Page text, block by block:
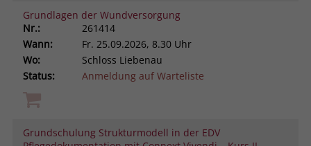
Grundlagen der Wundversorgung
Nr.:
261414
Wann:
Fr. 25.09.2026, 8.30 Uhr
Wo:
Schloss Liebenau
Status:
Anmeldung auf Warteliste
Grundschulung Strukturmodell in der EDV